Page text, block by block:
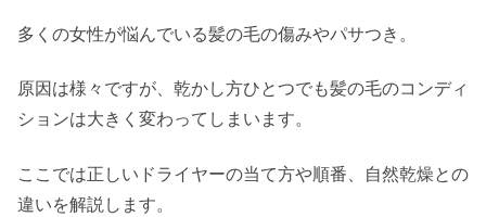
多くの女性が悩んでいる髪の毛の傷みやパサつき。
原因は様々ですが、乾かし方ひとつでも髪の毛のコンディ
ションは大きく変わってしまいます。
ここでは正しいドライヤーの当て方や順番、自然乾燥との
違いを解説します。